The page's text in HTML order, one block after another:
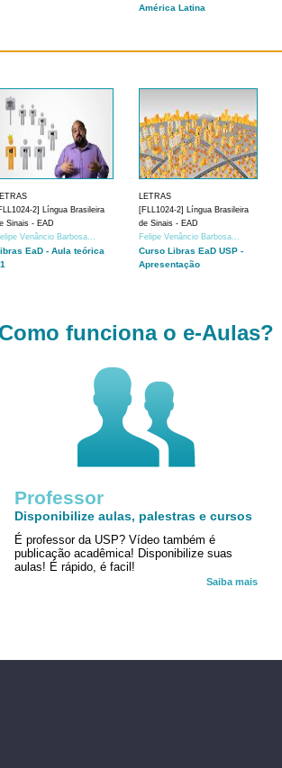
América Latina
2] Língua Brasileira
Sinais - EAD
Venâncio Barbosa...
EaD - Aula teórica
LETRAS
[FLL1024-2] Língua Brasileira
de Sinais - EAD
Felipe Venâncio Barbosa...
Curso Libras EaD USP -
Apresentação
Como funciona o e-Aulas?
Professor
Disponibilize aulas, palestras e cursos
É professor da USP? Vídeo também é
publicação acadêmica! Disponibilize suas
aulas! É rápido, é facil!
Saiba mais